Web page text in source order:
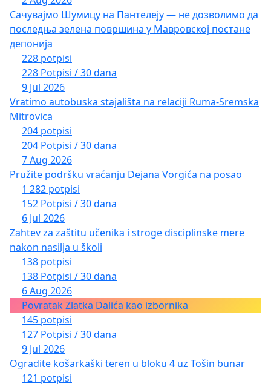
Сачувајмо Шумицу на Пантелеју — не дозволимо да
последња зелена површина у Мавровској постане
депонија
228 potpisi
228 Potpisi / 30 dana
9 Jul 2026
Vratimo autobuska stajališta na relaciji Ruma-Sremska
Mitrovica
204 potpisi
204 Potpisi / 30 dana
7 Aug 2026
Pružite podršku vraćanju Dejana Vorgića na posao
1 282 potpisi
152 Potpisi / 30 dana
6 Jul 2026
Zahtev za zaštitu učenika i stroge disciplinske mere
nakon nasilja u školi
138 potpisi
138 Potpisi / 30 dana
6 Aug 2026
Povratak Zlatka Dalića kao izbornika
145 potpisi
127 Potpisi / 30 dana
9 Jul 2026
Ogradite košarkaški teren u bloku 4 uz Tošin bunar
121 potpisi